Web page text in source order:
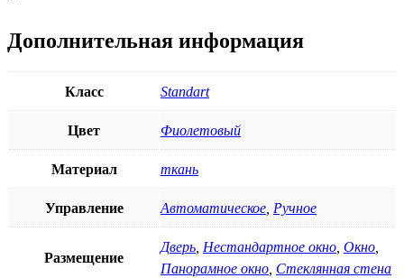
Дополнительная информация
Класс Standart
Цвет Фиолетовый
Материал ткань
Управление Автоматическое Ручное
Размещение
Дверь Нестандартное окно Окно
Панорамное окно Стеклянная стена